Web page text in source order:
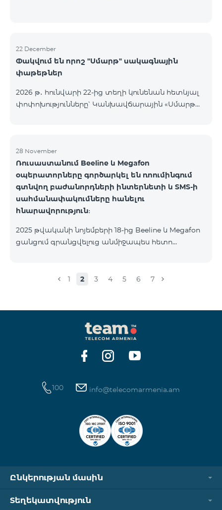
22 December
Փակվում են որոշ "Սմարթ" սակագնային
փաթեթներ
2026 թ․ հունվարի 22-ից տեղի կունենան հետևյալ
փոփոխությունները՝ Կանխավճարային «Սմարթ
սակագնային փաթեթին, որի շրջանակներում
կստանան անսահմանափակ ինտերնետ, 2000
րոպե դեպի ՀՀ բոլոր ցանցեր, ԱՄՆ, Կանադա, ՌԴ
Beeline և Tele2 ցանցեր, 500 SMS, 200 ՄԲ
ռոումինգում, 60 TV ալիք։ «BeFree 5000 unlimit»
սակագնային փաթեթի ամսավճարը կազմում է
սակագնային փաթեթը կդադարի գ
28 November
Ռուսաստանում Beeline և Megafon
օպերատորները գործարկել են ռոումինգում
գտնվող բաժանորդների ինտերնետի և SMS-ի
սահմանափակումները հանելու
հնարավորություն։
2025 թվականի նոյեմբերի 18-ից Beeline և Megafon
ցանցում գրանցվելուց անմիջապես հետո
էջին։ Ստուգումը հաջողությամբ անցնելուց հետո
կերպով։ Խնդրում ենք ուշադրություն դարձնել, որ
Captcha հղումն աշխատում է միայն
համապատասխան օպերատորի բջջային
ցանցին միացված լինելու դեպքում։ Wi-Fi-ը և VPN-
ը պետք է անջատված լինեն, հակառակ դեպքում
1 2 3 4 5 6 7
100 info@telecomarmenia.am
Ընկերության մասին
Տեղեկատվություն